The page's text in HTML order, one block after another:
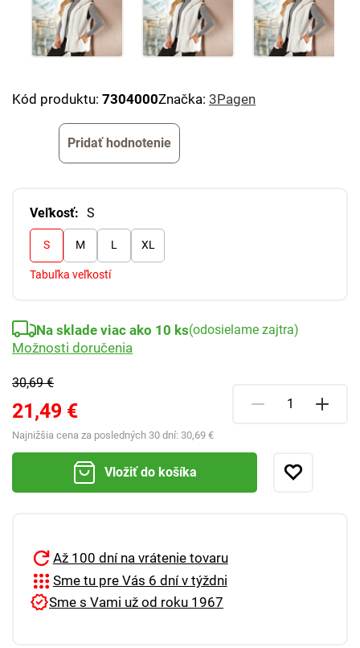
Kód produktu: 7304000Značka: 3Pagen
Pridať hodnotenie
Veľkosť: S
S M L XL
Tabuľka veľkostí
30,69 €
21,49 €
Najnižšia cena za posledných 30 dní: 30,69 €
Na sklade viac ako 10 ks(odosielame zajtra)
Možnosti doručenia
Vložiť do košíka
Až 100 dní na vrátenie tovaru
Sme tu pre Vás 6 dní v týždni
Sme s Vami už od roku 1967